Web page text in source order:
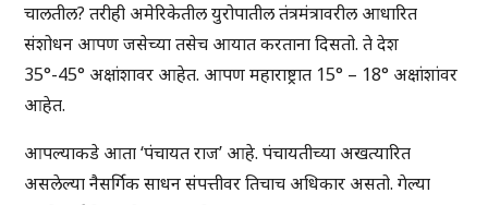
चालतील? तरीही अमेरिकेतील युरोपातील तंत्रमंत्रावरील आधारित
संशोधन आपण जसेच्या तसेच आयात करताना दिसतो. ते देश
35°-45° अक्षांशावर आहेत. आपण महाराष्ट्रात 15° – 18° अक्षांशांवर
आहेत.
आपल्याकडे आता ‘पंचायत राज’ आहे. पंचायतीच्या अखत्यारित
असलेल्या नैसर्गिक साधन संपत्तीवर तिचाच अधिकार असतो. गेल्या